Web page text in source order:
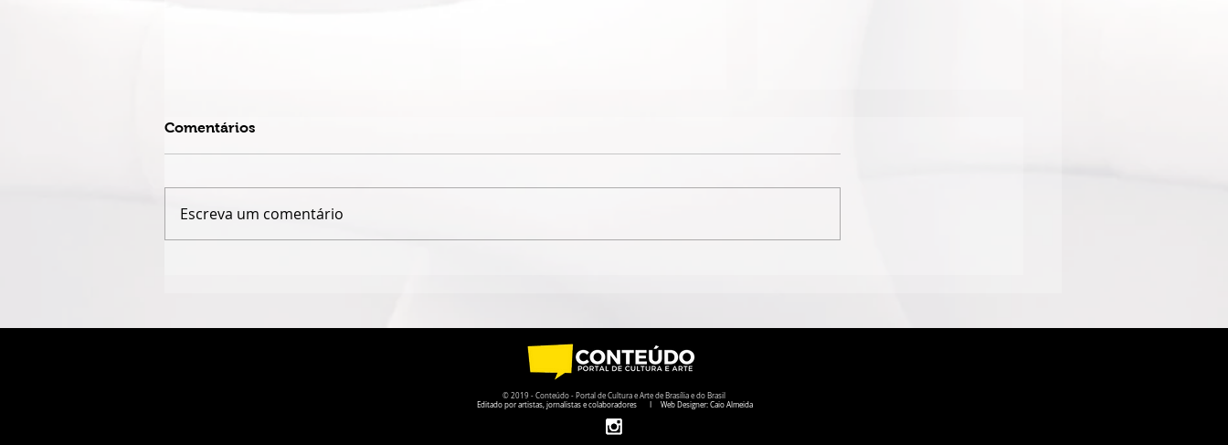
GUILHERME & SANTIAGO
DA PRÓPRIA HISTÓRIA
AGOSTO
Comentários
Escreva um comentário
© 2019 - Conteúdo - Portal de Cultura e Arte de Brasília e do Brasil
Editado por artistas, jornalistas e colaboradores I Web Designer: Caio Almeida